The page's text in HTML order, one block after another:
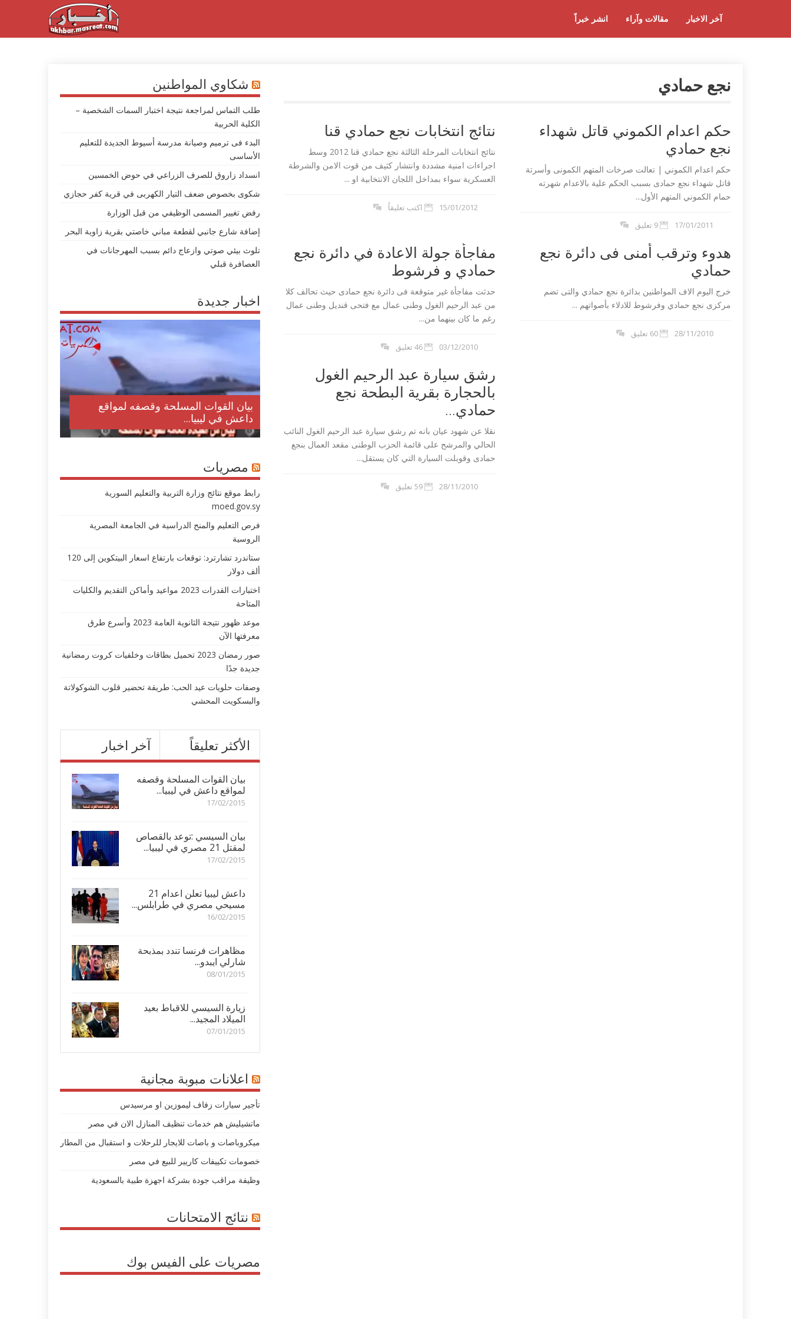
انشر خبراً مقالات وآراء آخر الاخبار
نجع حمادي
نتائج انتخابات نجع حمادي قنا
نتائج انتخابات المرحلة الثالثة نجع حمادي قنا 2012 وسط
اجراءات امنية مشددة وانتشار كثيف من قوت الامن والشرطة
العسكرية سواء بمداخل اللجان الانتخابية او ...
15/01/2012 اكتب تعليقاً
حكم اعدام الكموني قاتل شهداء
نجع حمادي
حكم اعدام الكموني | تعالت صرخات المتهم الكمونى وأسرتة
قاتل شهداء نجع حمادى بسبب الحكم علية بالاعدام شهرته
حمام الكموني المتهم الأول...
17/01/2011 9 تعليق
مفاجأة جولة الاعادة في دائرة نجع
حمادي و فرشوط
حدثت مفاجأة غير متوقعة فى دائرة نجع حمادى حيث تحالف كلا
من عبد الرحيم الغول وطنى عمال مع فتحى قنديل وطنى عمال
رغم ما كان بينهما من...
03/12/2010 46 تعليق
هدوء وترقب أمنى فى دائرة نجع
حمادي
خرج اليوم الاف المواطنين بدائرة نجع حمادي والتى تضم
مركزى نجع حمادي وفرشوط للادلاء بأصواتهم ...
28/11/2010 60 تعليق
رشق سيارة عبد الرحيم الغول
بالحجارة بقرية البطحة نجع
حمادي...
نقلا عن شهود عيان بانه تم رشق سيارة عبد الرحيم الغول النائب
الحالي والمرشح على قائمة الحزب الوطنى مقعد العمال بنجع
حمادى وقوبلت السيارة التي كان يستقل...
28/11/2010 59 تعليق
شكاوي المواطنين
طلب التماس لمراجعة نتيجة اختبار السمات الشخصية –
الكلية الحربية
البدء فى ترميم وصيانة مدرسة أسيوط الجديدة للتعليم
الأساسى
انسداد زاروق للصرف الزراعي في حوض الخمسين
شكوى بخصوص ضعف التيار الكهربى في قرية كفر حجازي
رفض تغيير المسمى الوظيفي من قبل الوزارة
إضافة شارع جانبي لقطعة مباني خاصتي بقرية زاوية البحر
تلوث بيئي صوتي وازعاج دائم بسبب المهرجانات في
العصافرة قبلي
اخبار جديدة
بيان القوات المسلحة وقصفه لمواقع
داعش في ليبيا...
مصري في ليبيا...
مصريات
رابط موقع نتائج وزارة التربية والتعليم السورية
moed.gov.sy
فرص التعليم والمنح الدراسية في الجامعة المصرية
الروسية
ستاندرد تشارترد: توقعات بارتفاع اسعار البيتكوين إلى 120
ألف دولار
اختبارات القدرات 2023 مواعيد وأماكن التقديم والكليات
المتاحة
موعد ظهور نتيجة الثانوية العامة 2023 وأسرع طرق
معرفتها الآن
صور رمضان 2023 تحميل بطاقات وخلفيات كروت رمضانية
جديدة جدًا
وصفات حلويات عيد الحب: طريقة تحضير قلوب الشوكولاتة
والبسكويت المحشي
آخر اخبار الأكثر تعليقاً
بيان القوات المسلحة وقصفه
لمواقع داعش في ليبيا...
17/02/2015
بيان السيسي :توعد بالقصاص
لمقتل 21 مصري في ليبيا...
17/02/2015
داعش ليبيا تعلن اعدام 21
مسيحي مصري في طرابلس...
16/02/2015
مظاهرات فرنسا تندد بمذبحة
شارلي ايبدو...
08/01/2015
زيارة السيسي للاقباط بعيد
الميلاد المجيد...
07/01/2015
اعلانات مبوبة مجانية
تأجير سيارات زفاف ليموزين او مرسيدس
ماتشيليش هم خدمات تنظيف المنازل الان في مصر
ميكروباصات و باصات للايجار للرحلات و استقبال من المطار
خصومات تكييفات كاريير للبيع في مصر
وظيفة مراقب جودة بشركة اجهزة طبية بالسعودية
نتائج الامتحانات
مصريات على الفيس بوك